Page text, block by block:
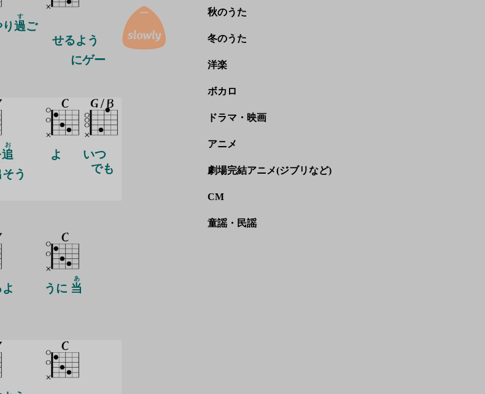
過
す
ご
せるよう
にゲー
追
お
そう
よ
いつ
でも
うに 当
あ
秋のうた
冬のうた
洋楽
ボカロ
ドラマ・映画
アニメ
劇場完結アニメ(ジブリなど)
CM
童謡・民謡